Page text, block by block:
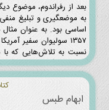
بعد از رفراندوم، موضوع
به موضعگیری و تبلیغ
۱۳۵۷ سولیوان سفیر
نسبت به تلاش‌هایی که
صورت می‌گیرد به میان
ابهام طبس